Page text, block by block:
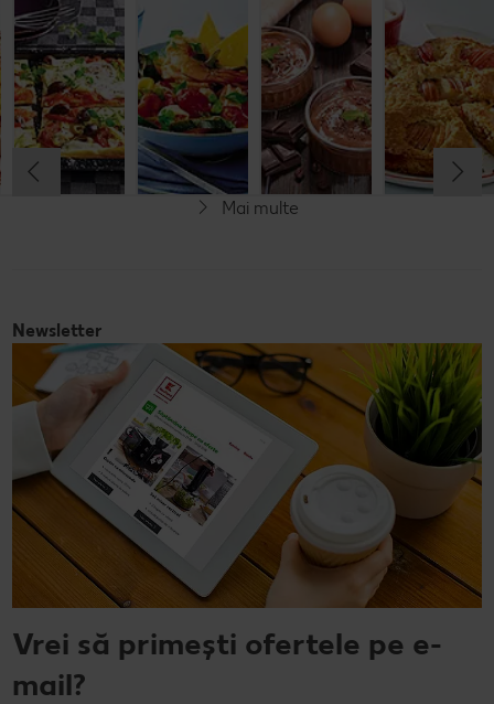
Budincă
italiană de
orez cu salată
de fructe
Cel mult 60 minute
Simplu
Clătite cu
legume și
mozzarella
Cel mult 30 minute
Simplu
Tocană
italienească
de pește
Cel mult 60 minute
Simplu
Cremă la
Cel mult 60 minute
Simplu
Mai multe
Newsletter
Vrei să primești ofertele pe e-
mail?